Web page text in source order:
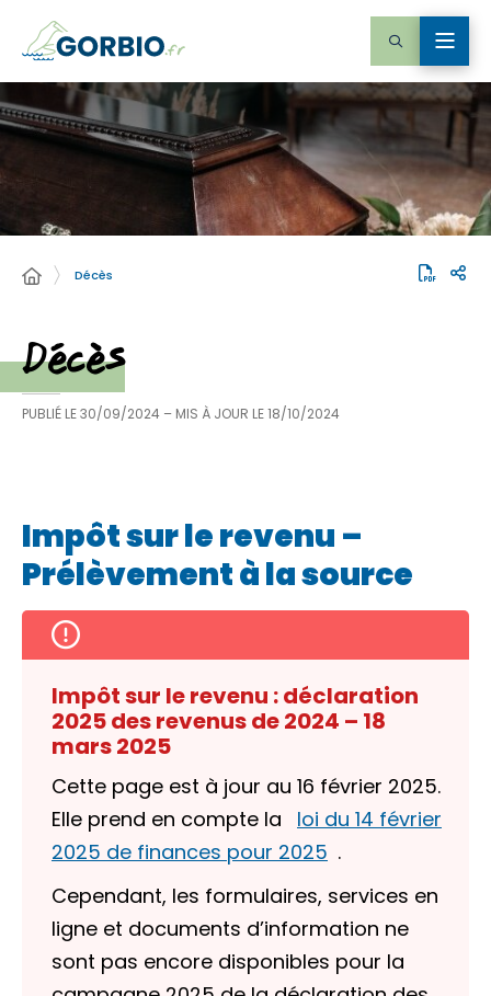
Décès
Décès
PUBLIÉ LE30/09/2024 – MIS À JOUR LE18/10/2024
Impôt sur le revenu –
Prélèvement à la source
Impôt sur le revenu : déclaration
2025 des revenus de 2024 – 18
mars 2025
Cette page est à jour au 16 février 2025.
Elle prend en compte la
loi du 14 février
2025 de finances pour 2025 .
Cependant, les formulaires, services en
ligne et documents d’information ne
sont pas encore disponibles pour la